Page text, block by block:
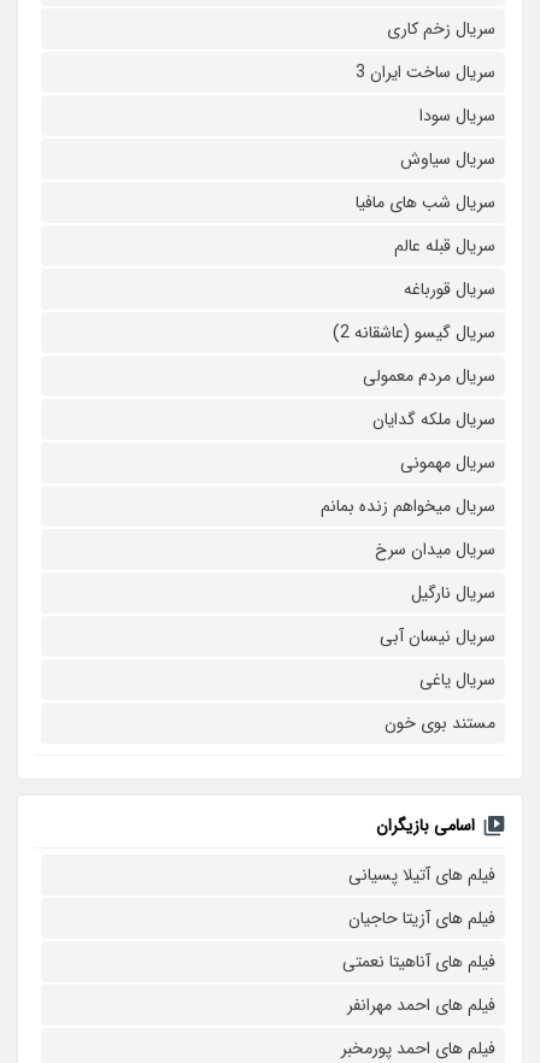
سریال زخم کاری
سریال ساخت ایران 3
سریال سودا
سریال سیاوش
سریال شب های مافیا
سریال قبله عالم
سریال قورباغه
سریال گیسو (عاشقانه 2)
سریال مردم معمولی
سریال ملکه گدایان
سریال مهمونی
سریال میخواهم زنده بمانم
سریال میدان سرخ
سریال نارگیل
سریال نیسان آبی
سریال یاغی
مستند بوی خون
اسامی بازیگران
فیلم های آتیلا پسیانی
فیلم های آزیتا حاجیان
فیلم های آناهیتا نعمتی
فیلم های احمد مهرانفر
فیلم های احمد پورمخبر